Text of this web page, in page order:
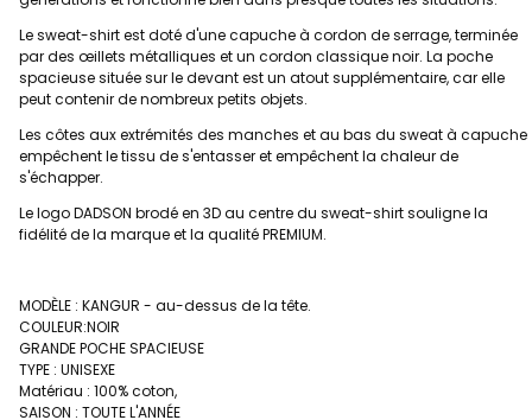
Le sweat-shirt est doté d'une capuche à cordon de serrage, terminée
par des œillets métalliques et un cordon classique noir. La poche
spacieuse située sur le devant est un atout supplémentaire, car elle
peut contenir de nombreux petits objets.
Les côtes aux extrémités des manches et au bas du sweat à capuche
empêchent le tissu de s'entasser et empêchent la chaleur de
s'échapper.
Le logo DADSON brodé en 3D au centre du sweat-shirt souligne la
fidélité de la marque et la qualité PREMIUM.
MODÈLE : KANGUR - au-dessus de la tête.
COULEUR:NOIR
GRANDE POCHE SPACIEUSE
TYPE : UNISEXE
Matériau : 100% coton,
SAISON : TOUTE L'ANNÉE